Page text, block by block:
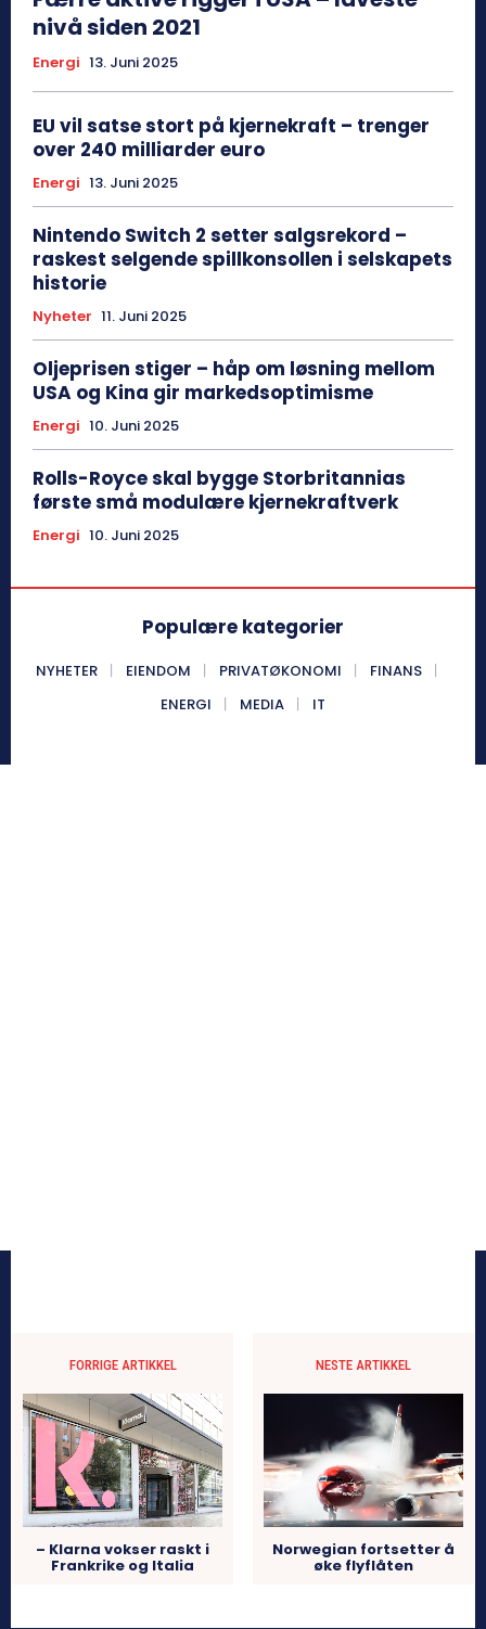
nivå siden 2021
Energi 13. Juni 2025
EU vil satse stort på kjernekraft – trenger
over 240 milliarder euro
Energi 13. Juni 2025
Nintendo Switch 2 setter salgsrekord –
raskest selgende spillkonsollen i selskapets
historie
Nyheter 11. Juni 2025
Oljeprisen stiger – håp om løsning mellom
USA og Kina gir markedsoptimisme
Energi 10. Juni 2025
Rolls-Royce skal bygge Storbritannias
første små modulære kjernekraftverk
Energi 10. Juni 2025
Populære kategorier
NYHETER EIENDOM PRIVATØKONOMI
FINANS
ENERGI
MEDIA IT
FORRIGE ARTIKKEL
– Klarna vokser raskt i
Frankrike og Italia
NESTE ARTIKKEL
Norwegian fortsetter å
øke flyflåten